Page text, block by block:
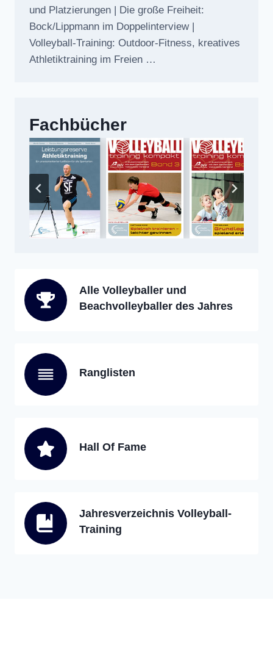
und Platzierungen | Die große Freiheit:
Bock/Lippmann im Doppelinterview |
Volleyball-Training: Outdoor-Fitness, kreatives
Athletiktraining im Freien …
Fachbücher
Alle Volleyballer und
Beachvolleyballer des Jahres
Ranglisten
Hall Of Fame
Jahresverzeichnis Volleyball-
Training